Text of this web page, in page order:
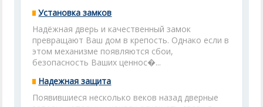
Установка замков
Надёжная дверь и качественный замок
превращают Ваш дом в крепость. Однако если в
этом механизме появляются сбои,
безопасность Ваших ценнос�...
Надежная защита
Появившиеся несколько веков назад дверные